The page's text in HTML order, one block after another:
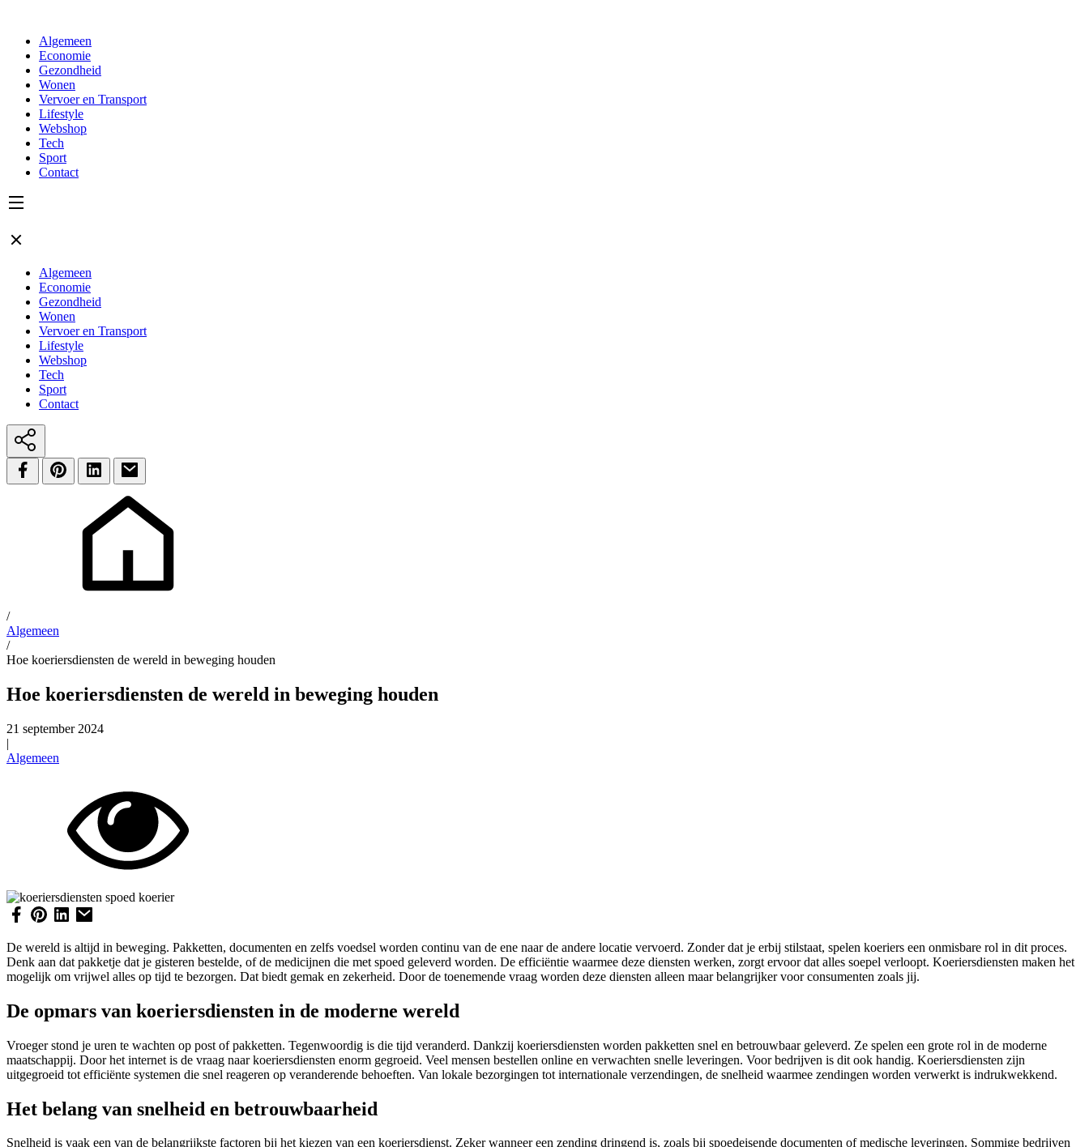
Algemeen
Economie
Gezondheid
Wonen
Vervoer en Transport
Lifestyle
Webshop
Tech
Sport
Contact
Algemeen
Economie
Gezondheid
Wonen
Vervoer en Transport
Lifestyle
Webshop
Tech
Sport
Contact
/
Algemeen
/
Hoe koeriersdiensten de wereld in beweging houden
Hoe koeriersdiensten de wereld in beweging houden
21 september 2024
|
Algemeen
De wereld is altijd in beweging. Pakketten, documenten en zelfs voedsel worden continu van de ene naar de andere locatie vervoerd. Zonder dat je erbij stilstaat, spelen koeriers een onmisbare rol in dit proces.
Denk aan dat pakketje dat je gisteren bestelde, of de medicijnen die met spoed geleverd worden. De efficiëntie waarmee deze diensten werken, zorgt ervoor dat alles soepel verloopt. Koeriersdiensten maken het
mogelijk om vrijwel alles op tijd te bezorgen. Dat biedt gemak en zekerheid. Door de toenemende vraag worden deze diensten alleen maar belangrijker voor consumenten zoals jij.
De opmars van koeriersdiensten in de moderne wereld
Vroeger stond je uren te wachten op post of pakketten. Tegenwoordig is die tijd veranderd. Dankzij koeriersdiensten worden pakketten snel en betrouwbaar geleverd. Ze spelen een grote rol in de moderne
maatschappij. Door het internet is de vraag naar koeriersdiensten enorm gegroeid. Veel mensen bestellen online en verwachten snelle leveringen. Voor bedrijven is dit ook handig. Koeriersdiensten zijn
uitgegroeid tot efficiënte systemen die snel reageren op veranderende behoeften. Van lokale bezorgingen tot internationale verzendingen, de snelheid waarmee zendingen worden verwerkt is indrukwekkend.
Het belang van snelheid en betrouwbaarheid
Snelheid is vaak een van de belangrijkste factoren bij het kiezen van een koeriersdienst. Zeker wanneer een zending dringend is, zoals bij spoedeisende documenten of medische leveringen. Sommige bedrijven